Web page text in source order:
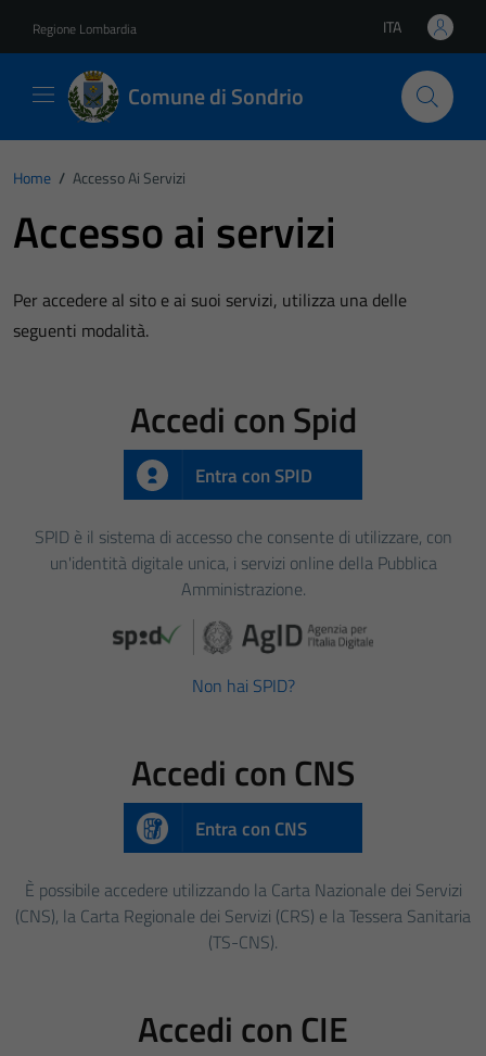
Regione Lombardia Lingua attiva:
ITA
Comune di Sondrio
Home / Accesso Ai Servizi
Accesso ai servizi
Per accedere al sito e ai suoi servizi, utilizza una delle
seguenti modalità.
Accedi con Spid
Entra con SPID
SPID è il sistema di accesso che consente di utilizzare, con
un'identità digitale unica, i servizi online della Pubblica
Amministrazione.
Non hai SPID?
Accedi con CNS
Entra con CNS
È possibile accedere utilizzando la Carta Nazionale dei Servizi
(CNS), la Carta Regionale dei Servizi (CRS) e la Tessera Sanitaria
(TS-CNS).
Accedi con CIE